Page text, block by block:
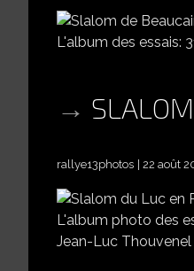
L'album des essais:
rallye13photos 22 août
L'album photo des
Jean-Luc